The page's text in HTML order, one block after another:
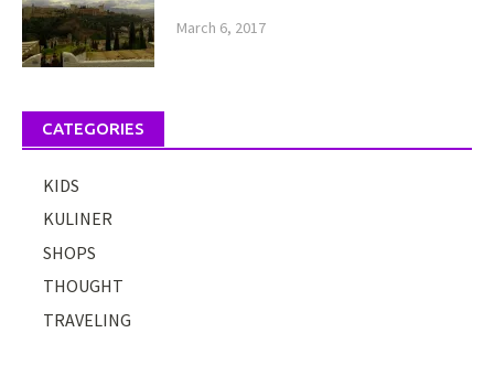
March 6, 2017
CATEGORIES
KIDS
KULINER
SHOPS
THOUGHT
TRAVELING